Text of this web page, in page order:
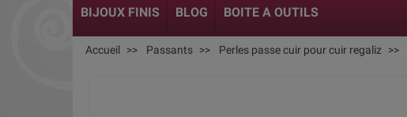
BIJOUX FINIS BLOG BOITE A OUTILS
Accueil Passants Perles passe cuir pour cuir regaliz